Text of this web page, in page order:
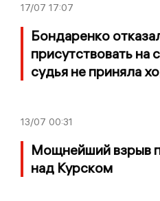
17/07 17:07
Бондаренко
присутствовать
судья не приняла
13/07 00:31
Мощнейший взрыв
над Курском